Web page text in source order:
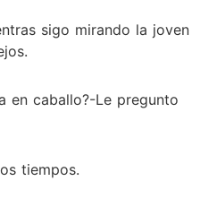
sigo mirando la joven
en caballo?-Le pregunto
tiempos.